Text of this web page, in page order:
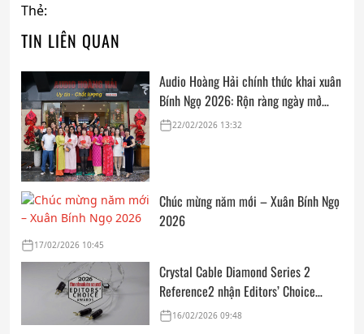
Thẻ:
TIN LIÊN QUAN
Audio Hoàng Hải chính thức khai xuân
Bính Ngọ 2026: Rộn ràng ngày mở
cửa, trọn vẹn lời chúc đầu năm
22/02/2026 13:32
Chúc mừng năm mới – Xuân Bính Ngọ
2026
17/02/2026 10:45
Crystal Cable Diamond Series 2
Reference2 nhận Editors’ Choice
Award: Dedicated Audio 2026 từ The
16/02/2026 09:48